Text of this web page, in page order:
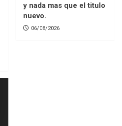
y nada mas que el titulo
nuevo.
06/08/2026